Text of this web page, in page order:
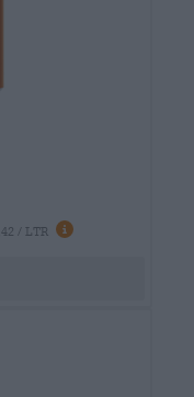
/ LTR